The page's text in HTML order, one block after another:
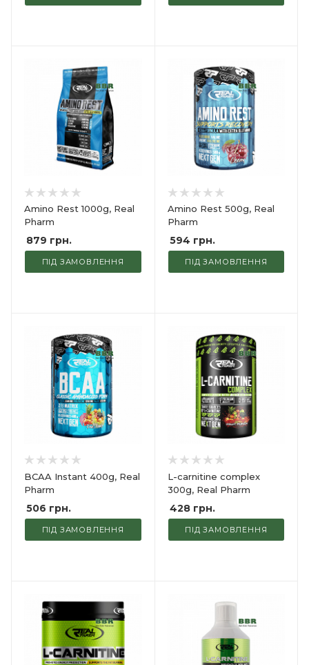
Amino Rest 1000g, Real
Pharm
879 грн.
ПІД ЗАМОВЛЕННЯ
Amino Rest 500g, Real
Pharm
594 грн.
ПІД ЗАМОВЛЕННЯ
BCAA Instant 400g, Real
Pharm
506 грн.
ПІД ЗАМОВЛЕННЯ
L-carnitine complex
300g, Real Pharm
428грн.
ПІД ЗАМОВЛЕННЯ